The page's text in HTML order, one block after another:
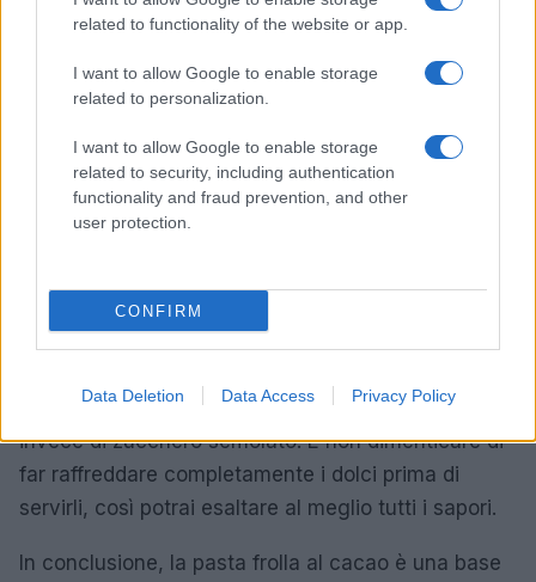
related to functionality of the website or app.
I want to allow Google to enable storage
related to personalization.
I want to allow Google to enable storage
related to security, including authentication
functionality and fraud prevention, and other
user protection.
CONFIRM
Data Deletion Data Access Privacy Policy
Per ottenere il massimo dai tuoi dolci, segui alcune
preparazione, prova a usare zucchero a velo
invece di zucchero semolato. E non dimenticare di
far raffreddare completamente i dolci prima di
servirli, così potrai esaltare al meglio tutti i sapori.
In conclusione, la pasta frolla al cacao è una base